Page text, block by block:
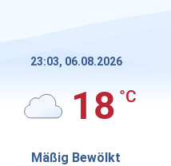
23:03, 06.08.2026
18 °C
Mäßig Bewölkt